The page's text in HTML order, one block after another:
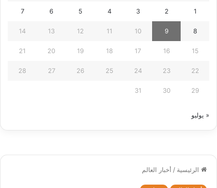
1
2
3
4
5
6
7
8
9
10
11
12
13
14
15
16
17
18
19
20
21
22
23
24
25
26
27
28
29
30
31
« يوليو